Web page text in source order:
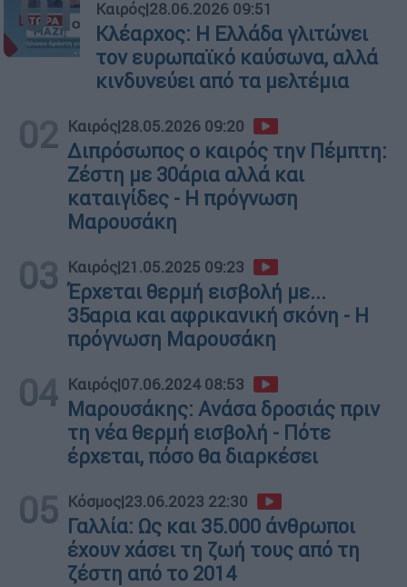
Καιρός|28.06.2026 09:51
Κλέαρχος: Η Ελλάδα γλιτώνει
τον ευρωπαϊκό καύσωνα, αλλά
κινδυνεύει από τα μελτέμια
02 Καιρός|28.05.2026 09:20
Διπρόσωπος ο καιρός την Πέμπτη:
Ζέστη με 30άρια αλλά και
καταιγίδες - Η πρόγνωση
Μαρουσάκη
03 Καιρός|21.05.2025 09:23
Έρχεται θερμή εισβολή με...
35αρια και αφρικανική σκόνη - H
πρόγνωση Μαρουσάκη
04 Καιρός|07.06.2024 08:53
Μαρουσάκης: Ανάσα δροσιάς πριν
τη νέα θερμή εισβολή - Πότε
έρχεται, πόσο θα διαρκέσει
05 Κόσμος|23.06.2023 22:30
Γαλλία: Ως και 35.000 άνθρωποι
έχουν χάσει τη ζωή τους από τη
ζέστη από το 2014